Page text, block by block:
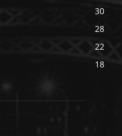
30
28
22
18